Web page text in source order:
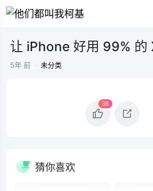
让 iPhone 好用 99% 的
5年 前 · 未分类
38
猜你喜欢